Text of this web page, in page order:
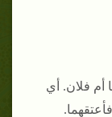
أم فلان. أي